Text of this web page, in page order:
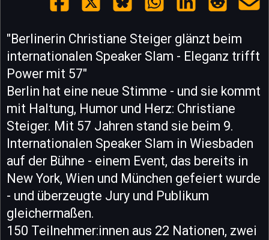
"Berlinerin Christiane Steiger glänzt beim
internationalen Speaker Slam - Eleganz trifft
Power mit 57"
Berlin hat eine neue Stimme - und sie kommt
mit Haltung, Humor und Herz: Christiane
Steiger. Mit 57 Jahren stand sie beim 9.
Internationalen Speaker Slam in Wiesbaden
auf der Bühne - einem Event, das bereits in
New York, Wien und München gefeiert wurde
- und überzeugte Jury und Publikum
gleichermaßen.
150 Teilnehmer:innen aus 22 Nationen, zwei